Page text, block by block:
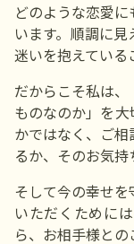
どのような恋愛
います。順調に
迷いを抱えている
だからこそ私は
ものなのか」を
かではなく、ご
るか、そのお気持
そして今の幸せ
いただくために
ら、お相手様との